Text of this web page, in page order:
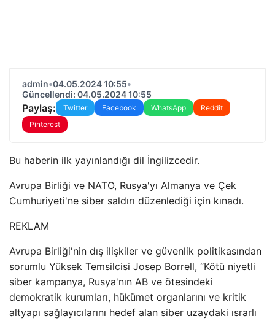
admin•04.05.2024 10:55•
Güncellendi: 04.05.2024 10:55
Paylaş: Twitter Facebook WhatsApp
Reddit
Pinterest
Bu haberin ilk yayınlandığı dil İngilizcedir.
Avrupa Birliği ve NATO, Rusya'yı Almanya ve Çek
Cumhuriyeti'ne siber saldırı düzenlediği için kınadı.
REKLAM
Avrupa Birliği'nin dış ilişkiler ve güvenlik politikasından
sorumlu Yüksek Temsilcisi Josep Borrell, “Kötü niyetli
siber kampanya, Rusya'nın AB ve ötesindeki
demokratik kurumları, hükümet organlarını ve kritik
altyapı sağlayıcılarını hedef alan siber uzaydaki ısrarlı